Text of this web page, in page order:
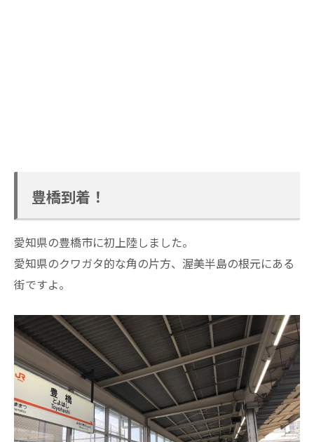
豊橋到着！
愛知県の豊橋市に初上陸しました。
愛知県のクワガタ的な角の片方、渥美半島の根元にある
街ですよ。